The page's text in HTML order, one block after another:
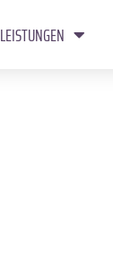
LEISTUNGEN